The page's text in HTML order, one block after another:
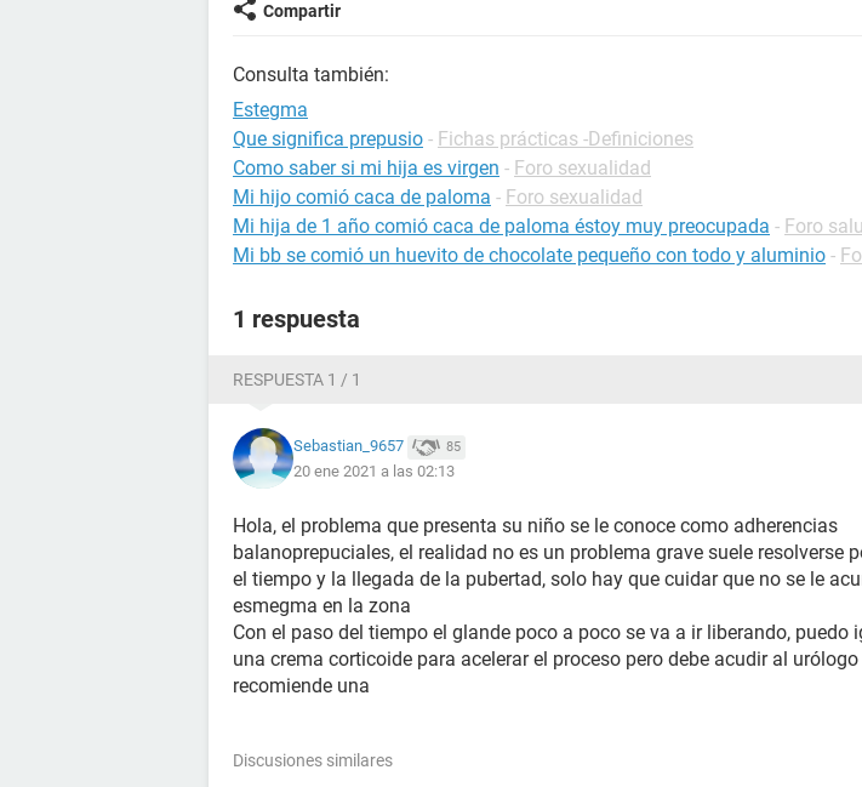
Muchas gracias.
Compartir
Consulta también:
Estegma
Que significa prepusio - Fichas prácticas -Definiciones
Como saber si mi hija es virgen - Foro sexualidad
Mi hijo comió caca de paloma - Foro sexualidad
Mi hija de 1 año comió caca de paloma éstoy muy preocupada - Foro
Mi bb se comió un huevito de chocolate pequeño con todo y aluminio -
1 respuesta
RESPUESTA 1 / 1
Sebastian_9657 85
20 ene 2021 a las 02:13
Hola, el problema que presenta su niño se le conoce como adherencias
balanoprepuciales, el realidad no es un problema grave suele resolverse
el tiempo y la llegada de la pubertad, solo hay que cuidar que no se le
esmegma en la zona
Con el paso del tiempo el glande poco a poco se va a ir liberando, puedo
una crema corticoide para acelerar el proceso pero debe acudir al
recomiende una
Discusiones similares